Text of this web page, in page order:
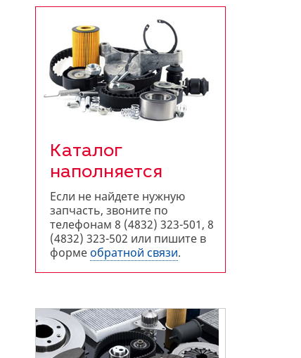
Каталог
наполняется
Если не найдете нужную
запчасть, звоните по
телефонам 8 (4832) 323-501, 8
(4832) 323-502 или пишите в
форме обратной связи.